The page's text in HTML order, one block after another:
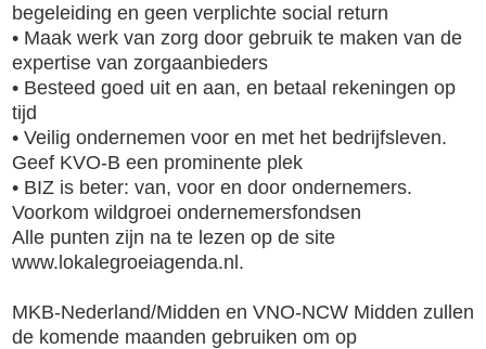
begeleiding en geen verplichte social return
• Maak werk van zorg door gebruik te maken van de
expertise van zorgaanbieders
• Besteed goed uit en aan, en betaal rekeningen op
tijd
• Veilig ondernemen voor en met het bedrijfsleven.
Geef KVO-B een prominente plek
• BIZ is beter: van, voor en door ondernemers.
Voorkom wildgroei ondernemersfondsen
Alle punten zijn na te lezen op de site
www.lokalegroeiagenda.nl.
MKB-Nederland/Midden en VNO-NCW Midden zullen
de komende maanden gebruiken om op